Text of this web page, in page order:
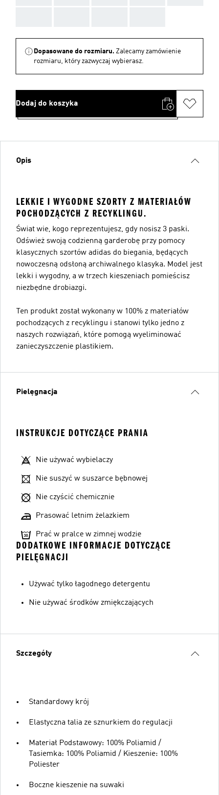
Dopasowane do rozmiaru. Zalecamy zamówienie
rozmiaru, który zazwyczaj wybierasz.
Dodaj do koszyka
Opis
LEKKIE I WYGODNE SZORTY Z MATERIAŁÓW
POCHODZĄCYCH Z RECYKLINGU.
Świat wie, kogo reprezentujesz, gdy nosisz 3 paski.
Odśwież swoją codzienną garderobę przy pomocy
klasycznych szortów adidas do biegania, będących
nowoczesną odsłoną archiwalnego klasyka. Model jest
lekki i wygodny, a w trzech kieszeniach pomieścisz
niezbędne drobiazgi.
Ten produkt został wykonany w 100% z materiałów
pochodzących z recyklingu i stanowi tylko jedno z
naszych rozwiązań, które pomogą wyeliminować
zanieczyszczenie plastikiem.
Pielęgnacja
INSTRUKCJE DOTYCZĄCE PRANIA
Nie używać wybielaczy
Nie suszyć w suszarce bębnowej
Nie czyścić chemicznie
Prasować letnim żelazkiem
Prać w pralce w zimnej wodzie
DODATKOWE INFORMACJE DOTYCZĄCE
PIELĘGNACJI
Używać tylko łagodnego detergentu
Nie używać środków zmiękczających
Szczegóły
Standardowy krój
Elastyczna talia ze sznurkiem do regulacji
Materiał Podstawowy: 100% Poliamid /
Tasiemka: 100% Poliamid / Kieszenie: 100%
Poliester
Boczne kieszenie na suwaki